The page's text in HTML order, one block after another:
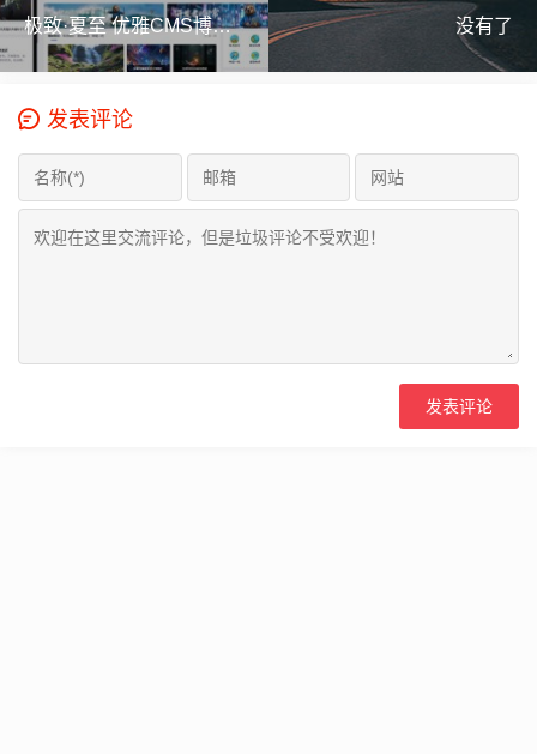
极致·夏至 优雅CMS博客二合一主题 视频演示 没有了
发表评论